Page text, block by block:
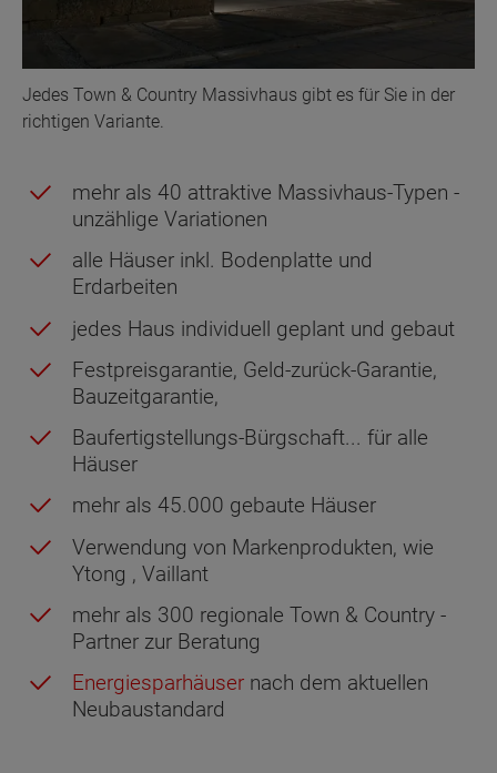
Jedes Town & Country Massivhaus gibt es für Sie in der
richtigen Variante.
mehr als 40 attraktive Massivhaus-Typen -
unzählige Variationen
alle Häuser inkl. Bodenplatte und
Erdarbeiten
jedes Haus individuell geplant und gebaut
Festpreisgarantie, Geld-zurück-Garantie,
Bauzeitgarantie,
Baufertigstellungs-Bürgschaft... für alle
Häuser
mehr als 45.000 gebaute Häuser
Verwendung von Markenprodukten, wie
Ytong , Vaillant
mehr als 300 regionale Town & Country -
Partner zur Beratung
Energiesparhäuser nach dem aktuellen
Neubaustandard